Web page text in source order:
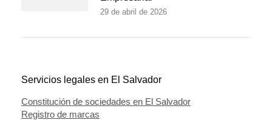
29 de abril de 2026
Servicios legales en El Salvador
Constitución de sociedades en El Salvador
Registro de marcas